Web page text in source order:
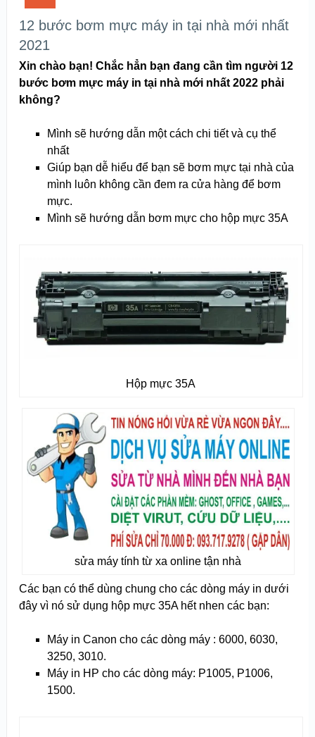
12 bước bơm mực máy in tại nhà mới nhất
2021
Xin chào bạn! Chắc hẳn bạn đang cần tìm người 12
bước bơm mực máy in tại nhà mới nhất 2022 phải
không?
Mình sẽ hướng dẫn một cách chi tiết và cụ thể
nhất
Giúp bạn dễ hiểu để bạn sẽ bơm mực tại nhà của
mình luôn không cần đem ra cửa hàng để bơm
mực.
Mình sẽ hướng dẫn bơm mực cho hộp mực 35A
Hộp mực 35A
sửa máy tính từ xa online tận nhà
Các bạn có thể dùng chung cho các dòng máy in dưới
đây vì nó sử dụng hộp mực 35A hết nhen các bạn:
Máy in Canon cho các dòng máy : 6000, 6030,
3250, 3010.
Máy in HP cho các dòng máy: P1005, P1006,
1500.